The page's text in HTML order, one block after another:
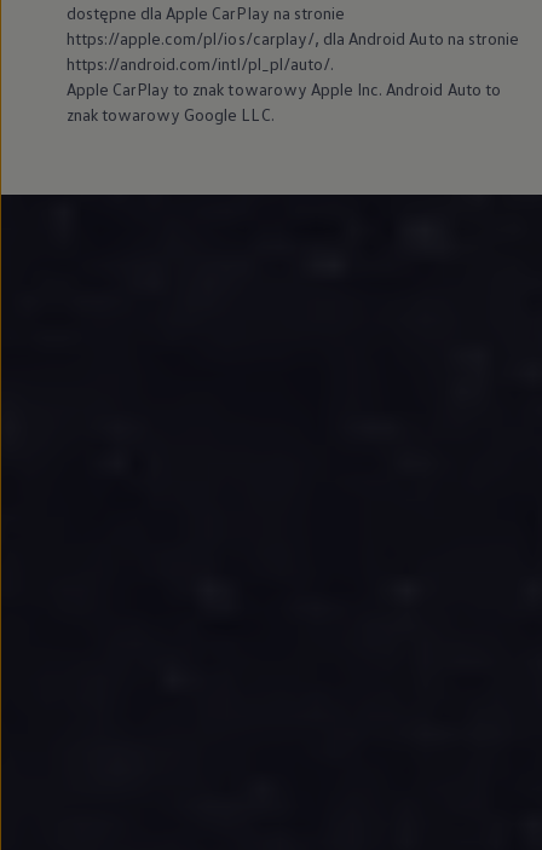
dostępne dla Apple CarPlay na stronie
https://apple.com/pl/ios/carplay/, dla Android Auto na stronie
https://android.com/intl/pl_pl/auto/.
Apple CarPlay to znak towarowy Apple Inc. Android Auto to
znak towarowy Google LLC.